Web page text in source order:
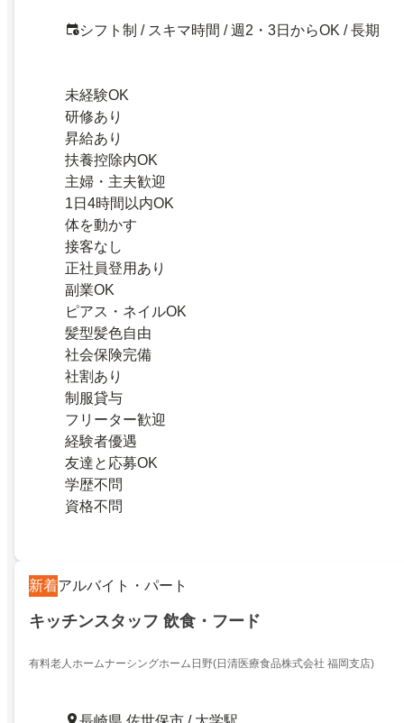
シフト制 / スキマ時間 / 週2・3日からOK / 長期
未経験OK
研修あり
昇給あり
扶養控除内OK
主婦・主夫歓迎
1日4時間以内OK
体を動かす
接客なし
正社員登用あり
副業OK
ピアス・ネイルOK
髪型髪色自由
社会保険完備
社割あり
制服貸与
フリーター歓迎
経験者優遇
友達と応募OK
学歴不問
資格不問
新着アルバイト・パート
キッチンスタッフ 飲食・フード
有料老人ホームナーシングホーム日野(日清医療食品株式会社 福岡支店)